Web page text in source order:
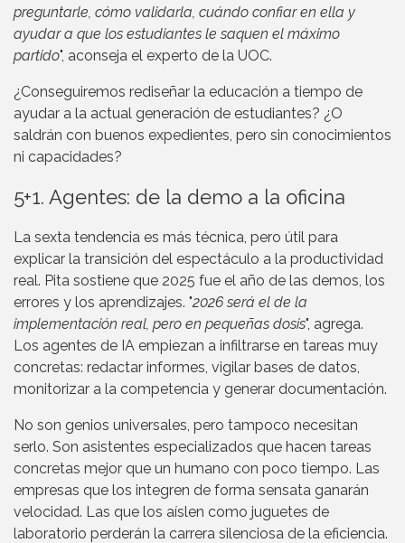
preguntarle, cómo validarla, cuándo confiar en ella y
ayudar a que los estudiantes le saquen el máximo
partido", aconseja el experto de la UOC.
¿Conseguiremos rediseñar la educación a tiempo de
ayudar a la actual generación de estudiantes? ¿O
saldrán con buenos expedientes, pero sin conocimientos
ni capacidades?
5+1. Agentes: de la demo a la oficina
La sexta tendencia es más técnica, pero útil para
explicar la transición del espectáculo a la productividad
real. Pita sostiene que 2025 fue el año de las demos, los
errores y los aprendizajes. "2026 será el de la
implementación real, pero en pequeñas dosis", agrega.
Los agentes de IA empiezan a infiltrarse en tareas muy
concretas: redactar informes, vigilar bases de datos,
monitorizar a la competencia y generar documentación.
No son genios universales, pero tampoco necesitan
serlo. Son asistentes especializados que hacen tareas
concretas mejor que un humano con poco tiempo. Las
empresas que los integren de forma sensata ganarán
velocidad. Las que los aíslen como juguetes de
laboratorio perderán la carrera silenciosa de la eficiencia.